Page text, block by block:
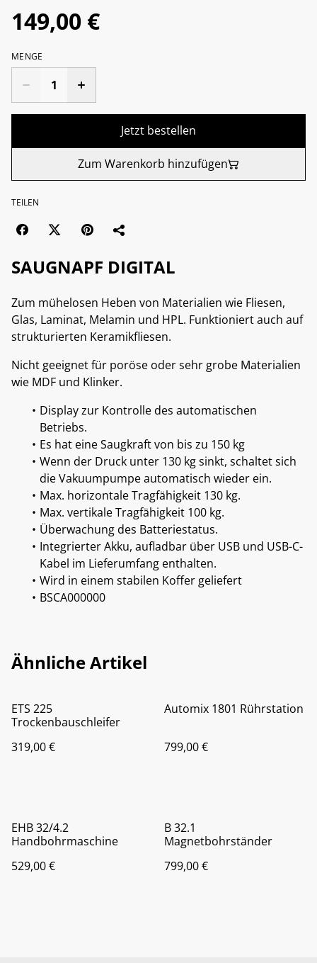
149,00 €
MENGE
Jetzt bestellen
Zum Warenkorb hinzufügen
TEILEN
SAUGNAPF DIGITAL
Zum mühelosen Heben von Materialien wie Fliesen,
Glas, Laminat, Melamin und HPL. Funktioniert auch auf
strukturierten Keramikfliesen.
Nicht geeignet für poröse oder sehr grobe Materialien
wie MDF und Klinker.
Display zur Kontrolle des automatischen
Betriebs.
Es hat eine Saugkraft von bis zu 150 kg
Wenn der Druck unter 130 kg sinkt, schaltet sich
die Vakuumpumpe automatisch wieder ein.
Max. horizontale Tragfähigkeit 130 kg.
Max. vertikale Tragfähigkeit 100 kg.
Überwachung des Batteriestatus.
Integrierter Akku, aufladbar über USB und USB-C-
Kabel im Lieferumfang enthalten.
Wird in einem stabilen Koffer geliefert
BSCA000000
Ähnliche Artikel
ETS 225
Trockenbauschleifer
319,00 €
Automix 1801 Rührstation
799,00 €
EHB 32/4.2
Handbohrmaschine
529,00 €
B 32.1
Magnetbohrständer
799,00 €